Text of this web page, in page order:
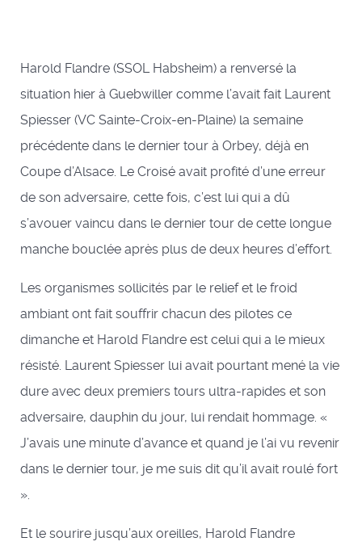
Harold Flandre (SSOL Habsheim) a renversé la
situation hier à Guebwiller comme l’avait fait Laurent
Spiesser (VC Sainte-Croix-en-Plaine) la semaine
précédente dans le dernier tour à Orbey, déjà en
Coupe d’Alsace. Le Croisé avait profité d’une erreur
de son adversaire, cette fois, c’est lui qui a dû
s’avouer vaincu dans le dernier tour de cette longue
manche bouclée après plus de deux heures d’effort.
Les organismes sollicités par le relief et le froid
ambiant ont fait souffrir chacun des pilotes ce
dimanche et Harold Flandre est celui qui a le mieux
résisté. Laurent Spiesser lui avait pourtant mené la vie
dure avec deux premiers tours ultra-rapides et son
adversaire, dauphin du jour, lui rendait hommage. «
J’avais une minute d’avance et quand je l’ai vu revenir
dans le dernier tour, je me suis dit qu’il avait roulé fort
».
Et le sourire jusqu’aux oreilles, Harold Flandre